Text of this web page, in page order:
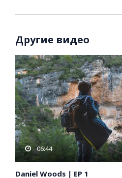
Другие видео
06:44
Daniel Woods | EP 1